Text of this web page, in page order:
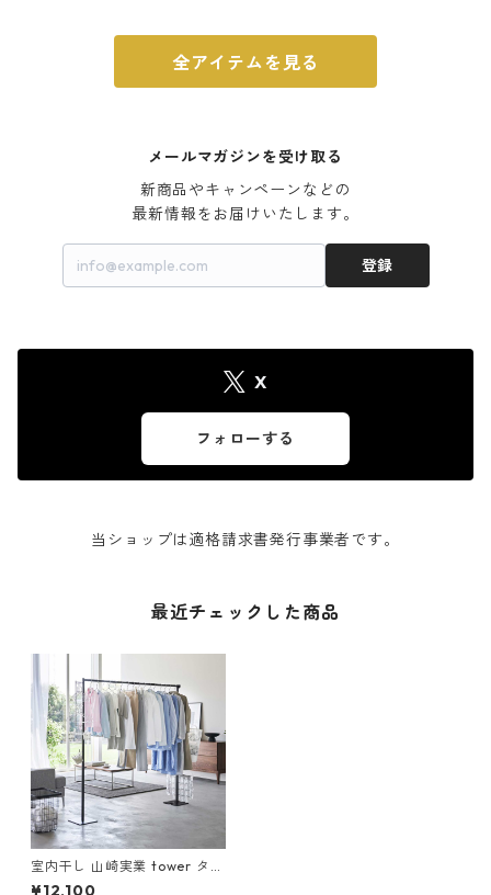
全アイテムを見る
メールマガジンを受け取る
新商品やキャンペーンなどの
最新情報をお届けいたします。
登録
X
フォローする
当ショップは適格請求書発行事業者です。
最近チェックした商品
室内干し 山崎実業 tower タワ
ー 折り畳み室内物干し ブラッ
¥12,100